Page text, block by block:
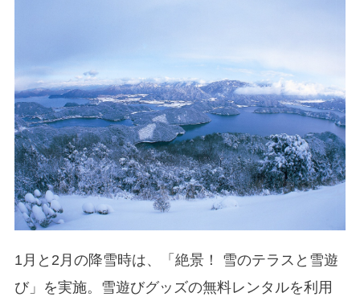
1月と2月の降雪時は、「絶景！ 雪のテラスと雪遊
び」を実施。雪遊びグッズの無料レンタルを利用